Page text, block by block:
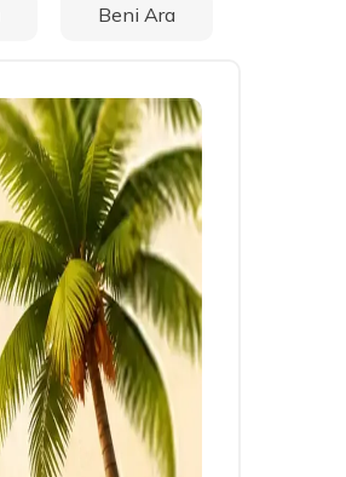
Beni Ara